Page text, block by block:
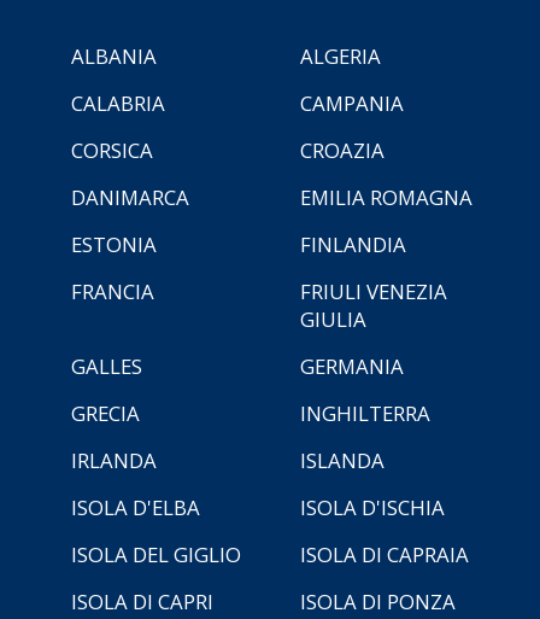
ALBANIA
ALGERIA
CALABRIA
CAMPANIA
CORSICA
CROAZIA
DANIMARCA
EMILIA ROMAGNA
ESTONIA
FINLANDIA
FRANCIA
FRIULI VENEZIA
GIULIA
GALLES
GERMANIA
GRECIA
INGHILTERRA
IRLANDA
ISLANDA
ISOLA D'ELBA
ISOLA D'ISCHIA
ISOLA DEL GIGLIO
ISOLA DI CAPRAIA
ISOLA DI CAPRI
ISOLA DI PONZA